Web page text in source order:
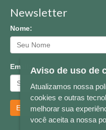
Newsletter
Nome:
Email:
Enviar
Aviso de uso de
Atualizamos nossa
cookies e outras
melhorar sua
você aceita a nossa